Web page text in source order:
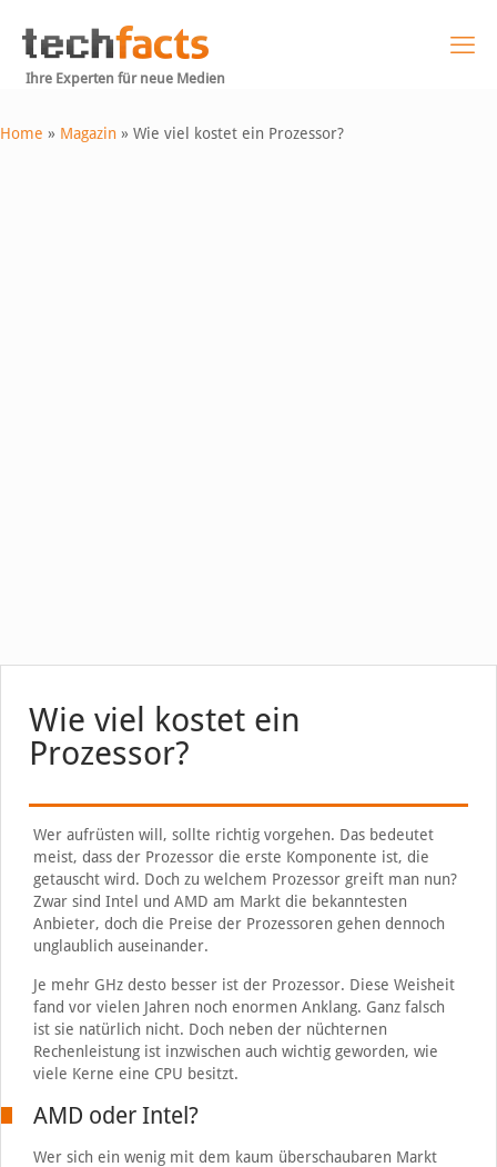
Ihre Experten für neue Medien
Home » Magazin » Wie viel kostet ein Prozessor?
Wie viel kostet ein
Prozessor?
Wer aufrüsten will, sollte richtig vorgehen. Das bedeutet
meist, dass der Prozessor die erste Komponente ist, die
getauscht wird. Doch zu welchem Prozessor greift man nun?
Zwar sind Intel und AMD am Markt die bekanntesten
Anbieter, doch die Preise der Prozessoren gehen dennoch
unglaublich auseinander.
Je mehr GHz desto besser ist der Prozessor. Diese Weisheit
fand vor vielen Jahren noch enormen Anklang. Ganz falsch
ist sie natürlich nicht. Doch neben der nüchternen
Rechenleistung ist inzwischen auch wichtig geworden, wie
viele Kerne eine CPU besitzt.
AMD oder Intel?
Wer sich ein wenig mit dem kaum überschaubaren Markt